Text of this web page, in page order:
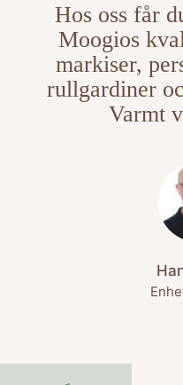
Hos oss får
Moogios
markiser,
rullgardiner
Varmt